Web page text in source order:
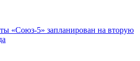
«Союз-5» запланирован на вторую